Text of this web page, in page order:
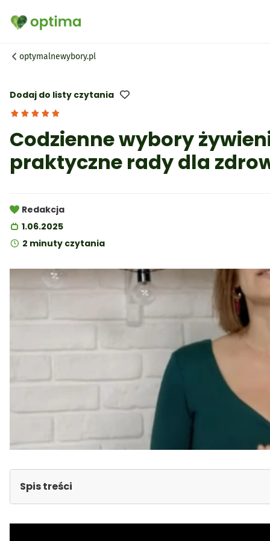
optymalnewybory.pl
Dodaj do listy czytania
Codzienne wybory
praktyczne rady dla
Redakcja
1.06.2025
2 minuty czytania
Spis treści
Masz wpływ na poziom swojego cholesterolu